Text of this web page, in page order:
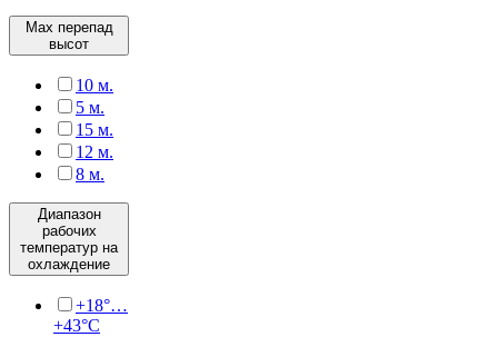
Max перепад
высот
10 м.
5 м.
15 м.
12 м.
8 м.
Диапазон
рабочих
температур на
охлаждение
+18°…
+43°C